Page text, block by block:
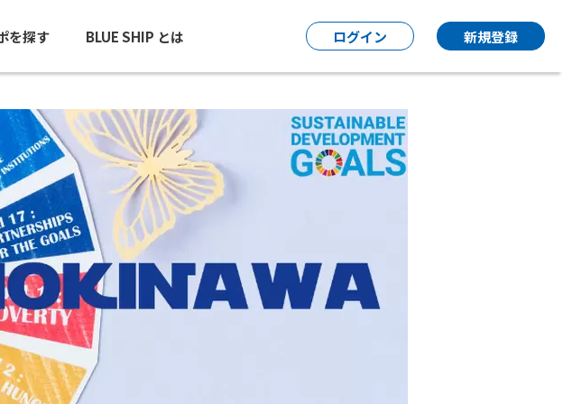
を探す BLUE SHIP とは ログイン 新規登録